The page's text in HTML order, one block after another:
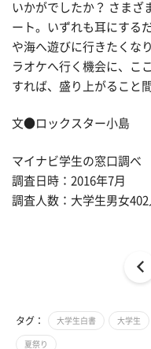
いかがでしたか？ さまざ
ート。いずれも耳にする
や海へ遊びに行きたくな
ラオケへ行く機会に、こ
すれば、盛り上がること
文●ロックスター小島
マイナビ学生の窓口調べ
調査日時：2016年7月
調査人数：大学生男女402
タグ： 大学生白書 大学生
夏祭り